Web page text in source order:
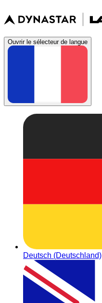
Ouvrir le sélecteur de langue
Deutsch (Deutschland)